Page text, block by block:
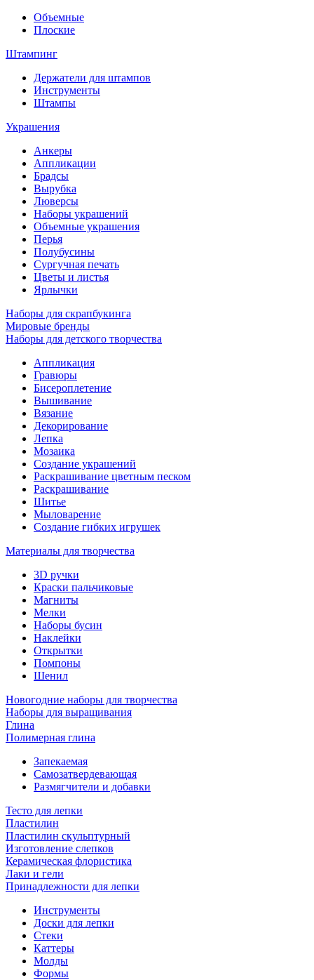
Объемные
Плоские
Штампинг
Держатели для штампов
Инструменты
Штампы
Украшения
Анкеры
Аппликации
Брадсы
Вырубка
Люверсы
Наборы украшений
Объемные украшения
Перья
Полубусины
Сургучная печать
Цветы и листья
Ярлычки
Наборы для скрапбукинга
Мировые бренды
Наборы для детского творчества
Аппликация
Гравюры
Бисероплетение
Вышивание
Вязание
Декорирование
Лепка
Мозаика
Создание украшений
Раскрашивание цветным песком
Раскрашивание
Шитье
Мыловарение
Создание гибких игрушек
Материалы для творчества
3D ручки
Краски пальчиковые
Магниты
Мелки
Наборы бусин
Наклейки
Открытки
Помпоны
Шенил
Новогодние наборы для творчества
Наборы для выращивания
Глина
Полимерная глина
Запекаемая
Самозатвердевающая
Размягчители и добавки
Тесто для лепки
Пластилин
Пластилин скульптурный
Изготовление слепков
Керамическая флористика
Лаки и гели
Принадлежности для лепки
Инструменты
Доски для лепки
Стеки
Каттеры
Молды
Формы